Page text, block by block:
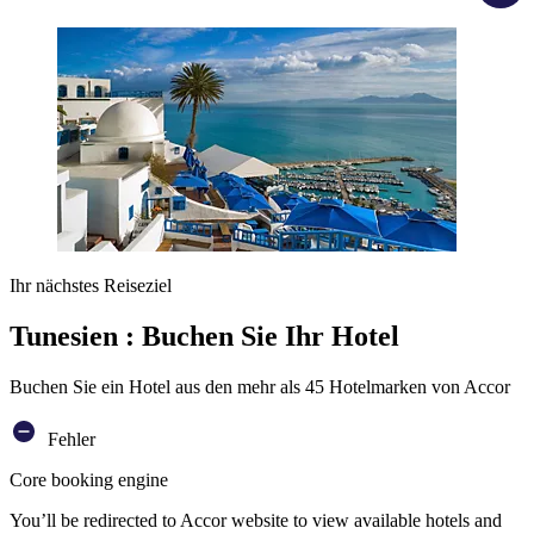
Ihr nächstes Reiseziel
Tunesien : Buchen Sie Ihr Hotel
Buchen Sie ein Hotel aus den mehr als 45 Hotelmarken von Accor
Fehler
Core booking engine
You’ll be redirected to Accor website to view available hotels and